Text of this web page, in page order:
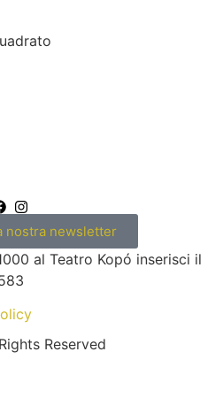
nostra newsletter
al Teatro Kopó inserisci il
Reserved